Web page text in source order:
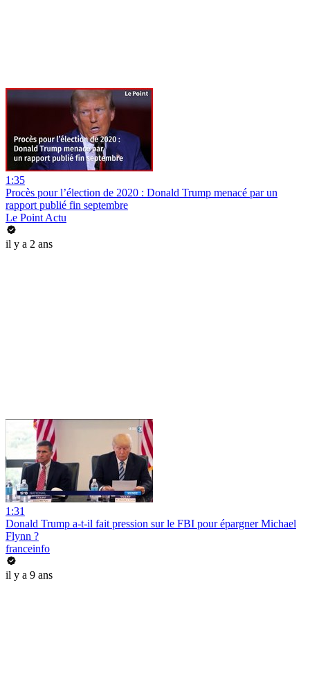
1:35
Procès pour l’élection de 2020 : Donald Trump menacé par un
rapport publié fin septembre
Le Point Actu
il y a 2 ans
1:31
Donald Trump a-t-il fait pression sur le FBI pour épargner Michael
Flynn ?
franceinfo
il y a 9 ans